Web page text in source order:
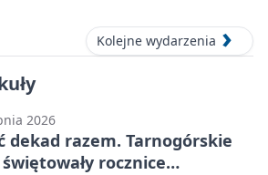
Kolejne wydarzenia
2026
dekad razem. Tarnogórskie
rocznice